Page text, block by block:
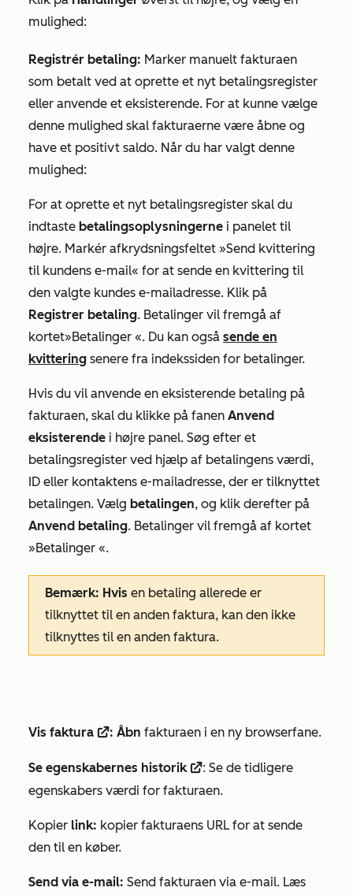
mulighed:
Registrér betaling: Marker manuelt fakturaen
som betalt ved at oprette et nyt betalingsregister
eller anvende et eksisterende. For at kunne vælge
denne mulighed skal fakturaerne være åbne og
have et positivt saldo. Når du har valgt denne
mulighed:
For at oprette et nyt betalingsregister skal du
indtaste betalingsoplysningerne i panelet til
højre. Markér afkrydsningsfeltet »Send kvittering
til kundens e-mail« for at sende en kvittering til
den valgte kundes e-mailadresse. Klik på
Registrer betaling. Betalinger vil fremgå af
kortet»Betalinger «. Du kan også sende en
kvittering senere fra indekssiden for betalinger.
Hvis du vil anvende en eksisterende betaling på
fakturaen, skal du klikke på fanen Anvend
eksisterende i højre panel. Søg efter et
betalingsregister ved hjælp af betalingens værdi,
ID eller kontaktens e-mailadresse, der er tilknyttet
betalingen. Vælg betalingen, og klik derefter på
Anvend betaling. Betalinger vil fremgå af kortet
»Betalinger «.
Bemærk: Hvis en betaling allerede er
tilknyttet til en anden faktura, kan den ikke
tilknyttes til en anden faktura.
Vis faktura externalLink: Åbn fakturaen i en ny browserfane.
Se egenskabernes historik externalLink: Se de tidligere
egenskabers værdi for fakturaen.
Kopier link: kopier fakturaens URL for at sende
den til en køber.
Send via e-mail: Send fakturaen via e-mail. Læs